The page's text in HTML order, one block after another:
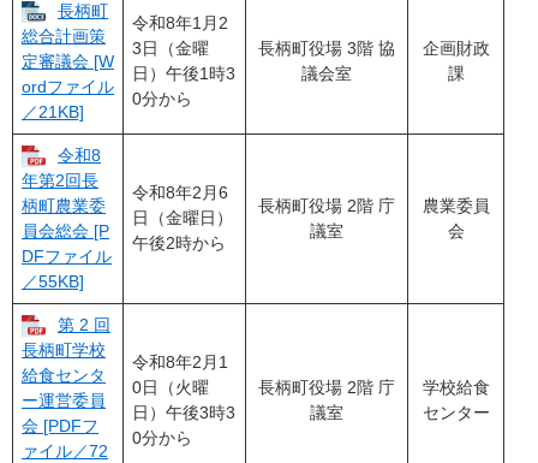
長柄町
総合計画策
定審議会 [W
ordファイル
／21KB]
令和8年1月2
3日（金曜
日）午後1時3
0分から
長柄町役場 3階 協
議会室
企画財政
課
令和8
年第2回長
柄町農業委
員会総会 [P
DFファイル
／55KB]
令和8年2月6
日（金曜日）
午後2時から
長柄町役場 2階 庁
議室
農業委員
会
第 2 回
長柄町学校
給食センタ
ー運営委員
会 [PDFフ
ァイル／72
​令和8年2月1
0日（火曜
日）午後3時3
0分から
長柄町役場 2階 庁
議室
学校給食
センター